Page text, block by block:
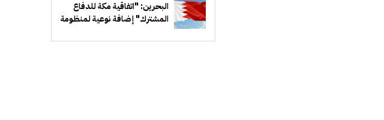
البحرين: "اتفاقية مكة للدفاع
المشترك" إضافة نوعية لمنظومة